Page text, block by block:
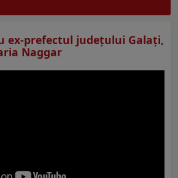
ex-prefectul judeţului Galaţi,
Naggar